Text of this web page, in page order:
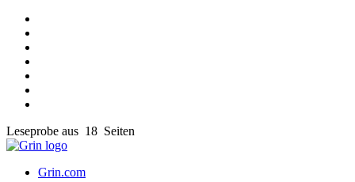
Leseprobe aus 18 Seiten
Grin.com